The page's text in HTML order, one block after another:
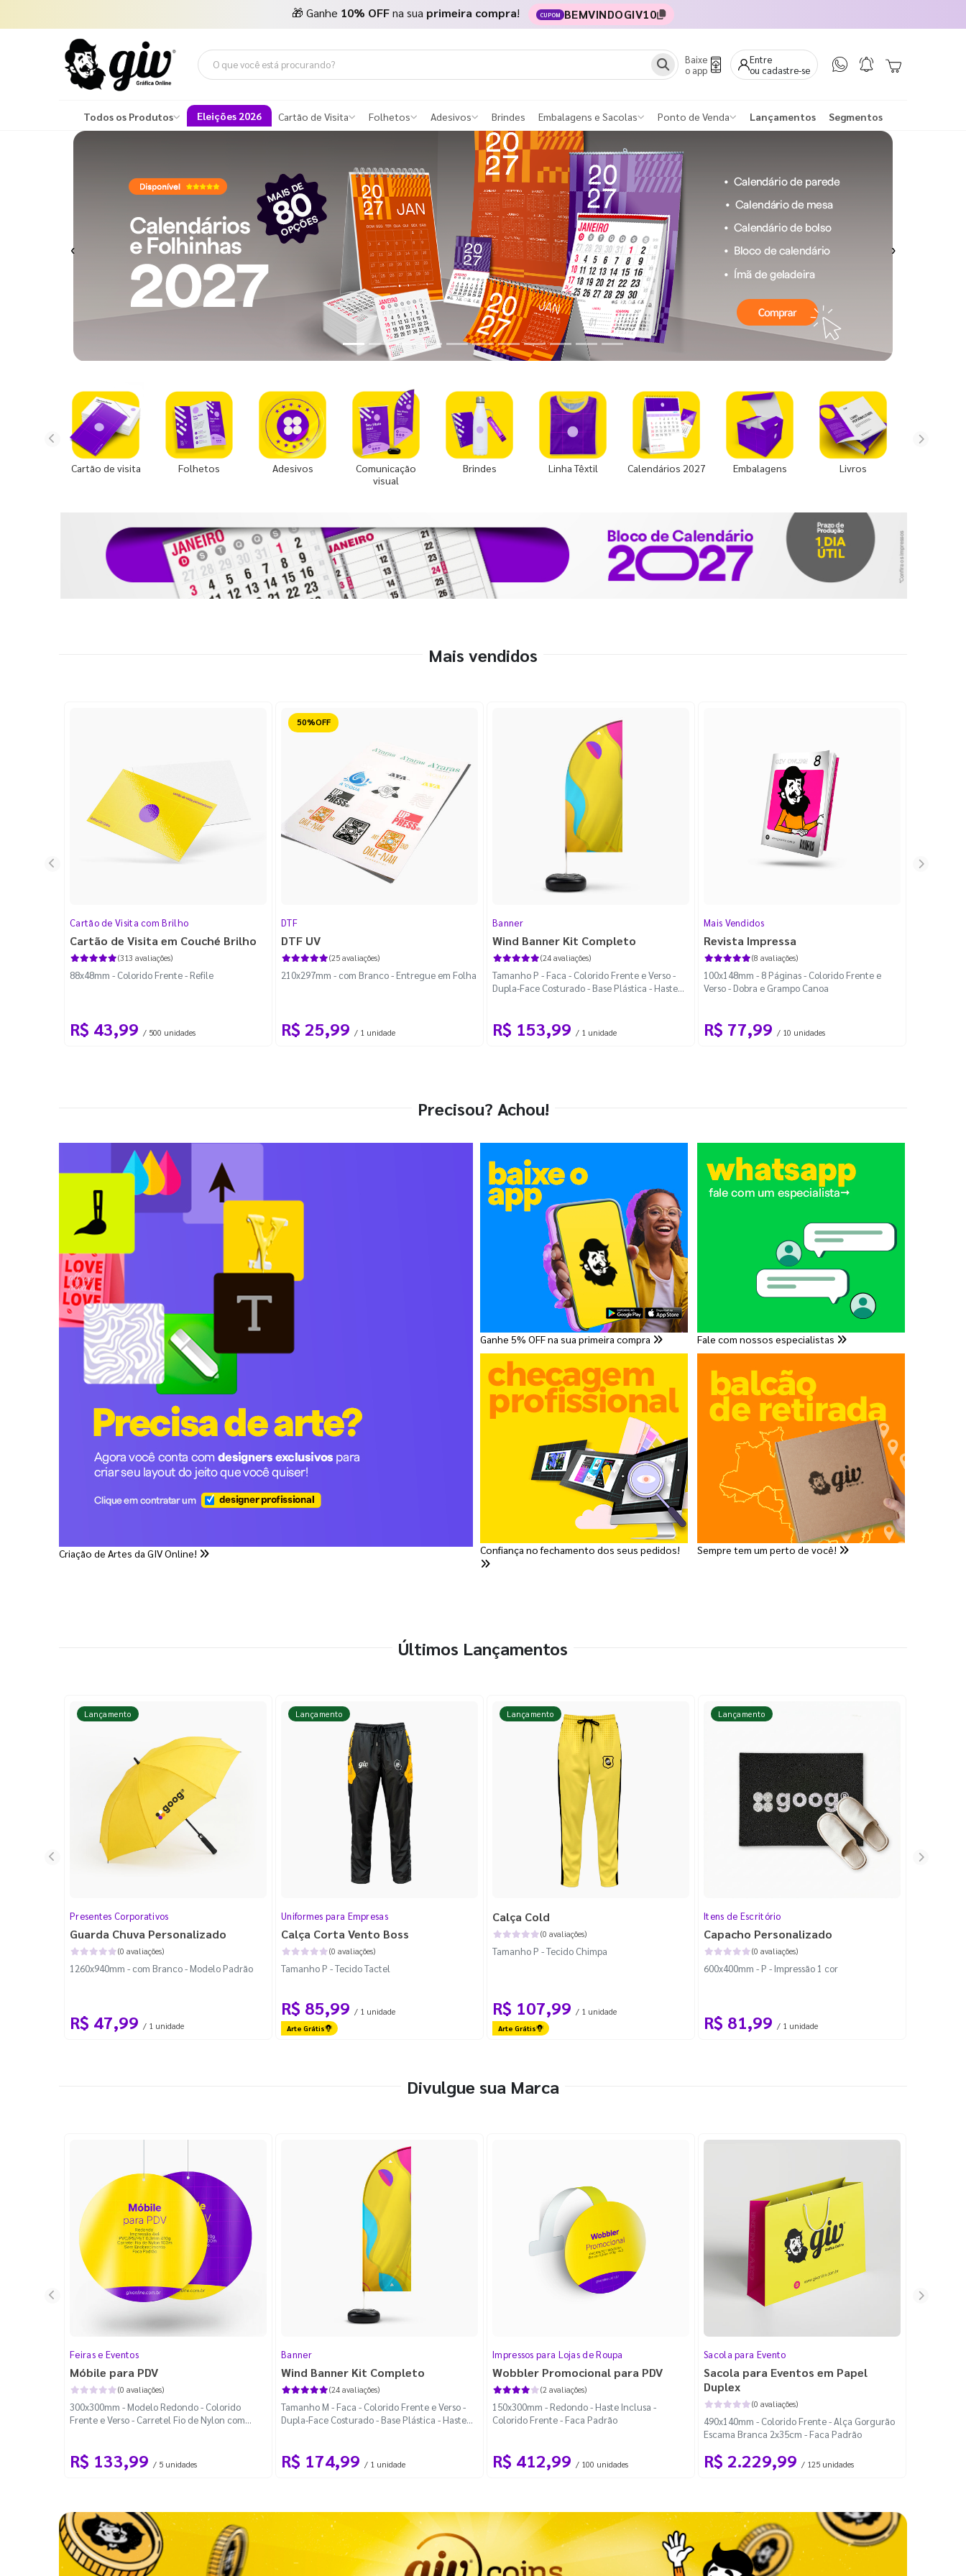
🎁 Ganhe 10% OFFna sua primeira compra! CUPOM BEMVINDOGIV10
Baixe
o app
Entre
ou cadastre-se
Todos os Produtos Eleições 2026 Cartão de Visita Folhetos Adesivos Brindes Embalagens e Sacolas Ponto de Venda Lançamentos Segmentos
Previous Next
Cartão de visita Folhetos Adesivos
Comunicação
visual
Brindes Linha Têxtil Calendários 2027 Embalagens Livros
Mais vendidos
Cartão de Visita com Brilho
Cartão de Visita em Couché Brilho
(313 avaliações)
88x48mm - Colorido Frente - Refile
R$ 43,99 / 500 unidades
Reduzido
DTF
DTF UV
(25 avaliações)
210x297mm - com Branco - Entregue em Folha
R$ 25,99 / 1 unidade
Banner
Wind Banner Kit Completo
(24 avaliações)
Tamanho P - Faca - Colorido Frente e Verso -
Dupla-Face Costurado - Base Plástica - Haste
R$ 153,99 / 1 unidade
Mais Vendidos
Revista Impressa
(8 avaliações)
100x148mm - 8 Páginas - Colorido Frente e
Verso - Dobra e Grampo Canoa
R$ 77,99 / 10 unidades
Precisou? Achou!
Criação de Artes da GIV Online!
Ganhe 5% OFF na sua primeira compra
Confiança no fechamento dos seus pedidos!
Fale com nossos especialistas
Sempre tem um perto de você!
Últimos Lançamentos
Lançamento
Presentes Corporativos
Guarda Chuva Personalizado
(0 avaliações)
1260x940mm - com Branco - Modelo Padrão
R$ 47,99 / 1 unidade
Lançamento
Uniformes para Empresas
Calça Corta Vento Boss
(0 avaliações)
Tamanho P - Tecido Tactel
R$ 85,99 / 1 unidade
Arte Grátis
Lançamento
Calça Cold
(0 avaliações)
Tamanho P - Tecido Chimpa
R$ 107,99 / 1 unidade
Arte Grátis
Lançamento
Itens de Escritório
Capacho Personalizado
(0 avaliações)
600x400mm - P - Impressão 1 cor
R$ 81,99 / 1 unidade
Divulgue sua Marca
Feiras e Eventos
Móbile para PDV
(0 avaliações)
300x300mm - Modelo Redondo - Colorido
Frente e Verso - Carretel Fio de Nylon com
R$ 133,99 / 5 unidades
Banner
Wind Banner Kit Completo
(24 avaliações)
Tamanho M - Faca - Colorido Frente e Verso -
Dupla-Face Costurado - Base Plástica - Haste
R$ 174,99 / 1 unidade
Impressos para Lojas de Roupa
Wobbler Promocional para PDV
(2 avaliações)
150x300mm - Redondo - Haste Inclusa -
Colorido Frente - Faca Padrão
R$ 412,99 / 100 unidades
Sacola para Evento
Sacola para Eventos em Papel
Duplex
(0 avaliações)
490x140mm - Colorido Frente - Alça Gorgurão
Escama Branca 2x35cm - Faca Padrão
R$ 2.229,99 / 125 unidades